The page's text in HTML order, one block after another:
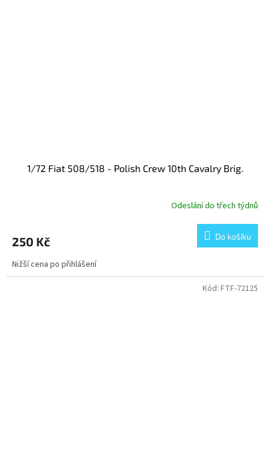
1/72 Fiat 508/518 - Polish Crew 10th Cavalry Brig.
Odeslání do třech týdnů
250 Kč Do košíku
Nižší cena po přihlášení
Kód: FTF-72125